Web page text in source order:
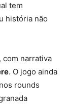
tem
história não
com narrativa
. O jogo ainda
rounds